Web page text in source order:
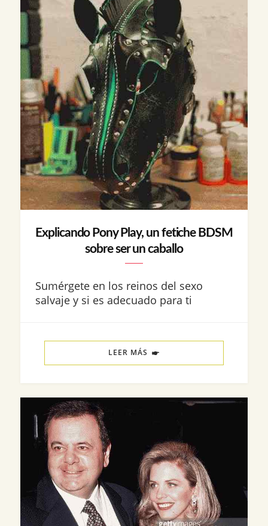
Explicando Pony Play, un fetiche BDSM
sobre ser un caballo
Sumérgete en los reinos del sexo
salvaje y si es adecuado para ti
LEER MÁS